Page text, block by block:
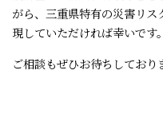
がら、三重県特有の災害リ
現していただければ幸いです。
ご相談もぜひお待ちしており